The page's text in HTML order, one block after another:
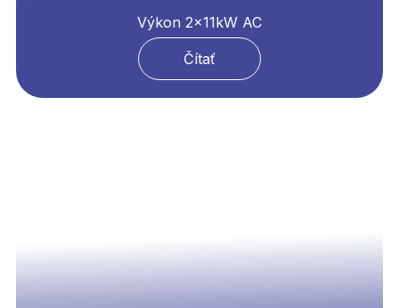
Výkon 2x11kW AC
Čítať